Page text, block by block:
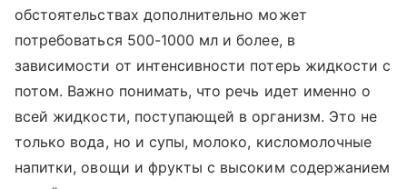
обстоятельствах дополнительно может
потребоваться 500-1000 мл и более, в
зависимости от интенсивности потерь жидкости с
потом. Важно понимать, что речь идет именно о
всей жидкости, поступающей в организм. Это не
только вода, но и супы, молоко, кисломолочные
напитки, овощи и фрукты с высоким содержанием